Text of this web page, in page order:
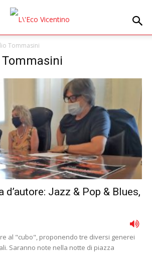
Tommasini
Jazz & Pop & Blues,
al "cubo", proponendo tre diversi generei
Saranno note nella notte di piazza